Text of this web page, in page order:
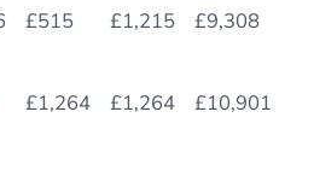
租房，
1床公
租房，
3床公
公寓每平
方米成本
£515 £1,215 £9,308
£1,264 £1,264 £10,901